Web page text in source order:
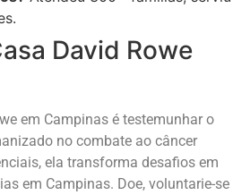
David Rowe
em Campinas é testemunhar o
no combate ao câncer
ela transforma desafios em
em Campinas. Doe, voluntarie-se